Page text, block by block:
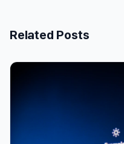
Related Posts